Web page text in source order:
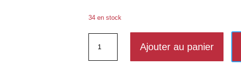
34 en stock
Infusion
Ajouter au panier